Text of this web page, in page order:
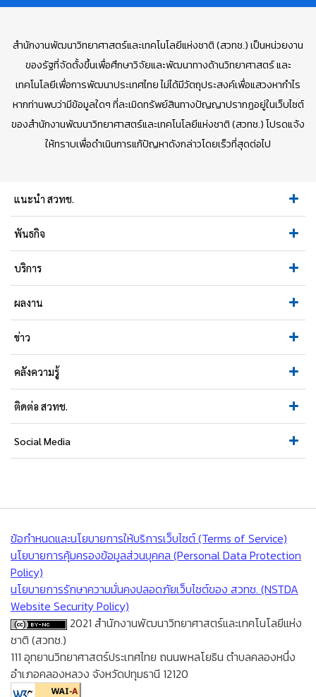
สำนักงานพัฒนาวิทยาศาสตร์และเทคโนโลยีแห่งชาติ (สวทช.) เป็นหน่วยงาน
ของรัฐที่จัดตั้งขึ้นเพื่อศึกษาวิจัยและพัฒนาทางด้านวิทยาศาสตร์ และ
เทคโนโลยีเพื่อการพัฒนาประเทศไทย ไม่ได้มีวัตถุประสงค์เพื่อแสวงหากำไร
หากท่านพบว่ามีข้อมูลใดๆ ที่ละเมิดทรัพย์สินทางปัญญาปรากฏอยู่ในเว็บไซต์
ของสำนักงานพัฒนาวิทยาศาสตร์และเทคโนโลยีแห่งชาติ (สวทช.) โปรดแจ้ง
ให้ทราบเพื่อดำเนินการแก้ปัญหาดังกล่าวโดยเร็วที่สุดต่อไป
แนะนำ สวทช.
พันธกิจ
บริการ
ผลงาน
ข่าว
คลังความรู้
ติดต่อ สวทช.
Social Media
ข้อกำหนดและนโยบายการให้บริการเว็บไซต์ (Terms of Service)
นโยบายการคุ้มครองข้อมูลส่วนบุคคล (Personal Data Protection
Policy)
นโยบายการรักษาความมั่นคงปลอดภัยเว็บไซต์ของ สวทช. (NSTDA
Website Security Policy)
2021 สำนักงานพัฒนาวิทยาศาสตร์และเทคโนโลยีแห่ง
ชาติ (สวทช.)
111 อุทยานวิทยาศาสตร์ประเทศไทย ถนนพหลโยธิน ตำบลคลองหนึ่ง
อำเภอคลองหลวง จังหวัดปทุมธานี 12120